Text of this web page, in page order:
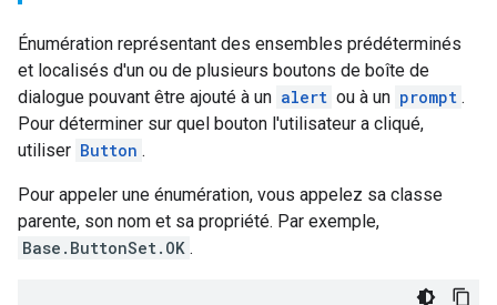
Énumération représentant des ensembles prédéterminés
et localisés d'un ou de plusieurs boutons de boîte de
dialogue pouvant être ajouté à un alert ou à un prompt .
Pour déterminer sur quel bouton l'utilisateur a cliqué,
utiliser Button .
Pour appeler une énumération, vous appelez sa classe
parente, son nom et sa propriété. Par exemple,
Base.ButtonSet.OK .